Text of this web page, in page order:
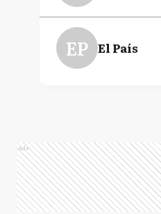
EP El País
Ads